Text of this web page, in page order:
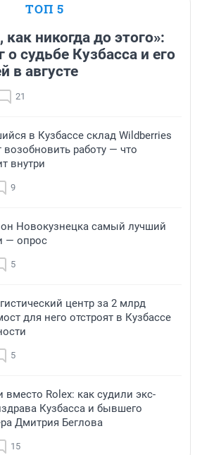
ТОП 5
как никогда до этого»:
о судьбе Кузбасса и его
в августе
21
в Кузбассе склад Wildberries
возобновить работу — что
внутри
9
Новокузнецка самый лучший
— опрос
5
центр за 2 млрд
для него отстроят в Кузбассе
5
вместо Rolex: как судили экс-
Кузбасса и бывшего
Дмитрия Беглова
15